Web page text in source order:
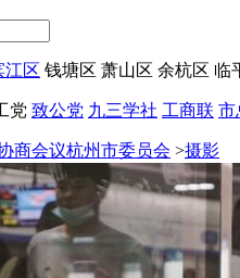
江区 钱塘区 萧山区 余杭区 临
党 致公党 九三学社 工商联 市
商会议杭州市委员会 >摄影